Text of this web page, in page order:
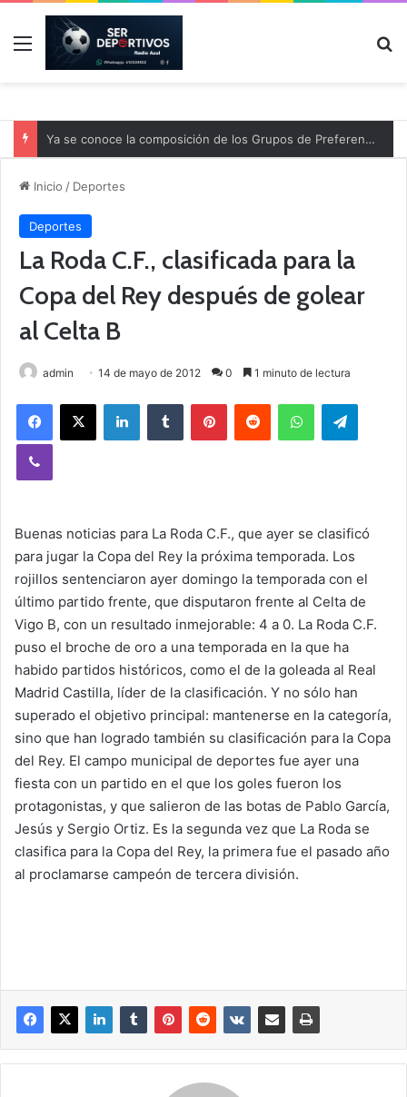
Menú
Ya se conoce la composición de los Grupos de Preferente y el calendario
Inicio / Deportes
Deportes
La Roda C.F., clasificada para la
Copa del Rey después de golear
al Celta B
admin 14 de mayo de 2012 0 1 minuto de lectura
Buenas noticias para La Roda C.F., que ayer se clasificó
para jugar la Copa del Rey la próxima temporada. Los
rojillos sentenciaron ayer domingo la temporada con el
último partido frente, que disputaron frente al Celta de
Vigo B, con un resultado inmejorable: 4 a 0. La Roda C.F.
puso el broche de oro a una temporada en la que ha
habido partidos históricos, como el de la goleada al Real
Madrid Castilla, líder de la clasificación. Y no sólo han
superado el objetivo principal: mantenerse en la categoría,
sino que han logrado también su clasificación para la Copa
del Rey. El campo municipal de deportes fue ayer una
fiesta con un partido en el que los goles fueron los
protagonistas, y que salieron de las botas de Pablo García,
Jesús y Sergio Ortiz. Es la segunda vez que La Roda se
clasifica para la Copa del Rey, la primera fue el pasado año
al proclamarse campeón de tercera división.